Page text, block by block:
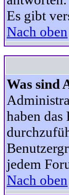
Es gibt
Nach oben
Was sind
haben
jedem
Nach oben